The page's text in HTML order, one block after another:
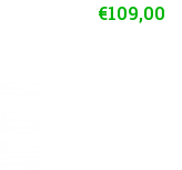
€109,00